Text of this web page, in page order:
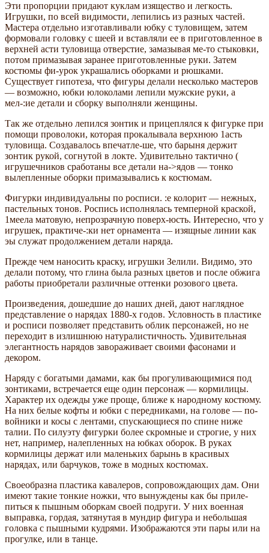
Эти пропорции придают куклам изящество и легкость.
Игрушки, по всей видимости, лепились из разных частей.
Мастера отдельно изготавливали юбку с тулови­щем, затем
формовали головку с шеей и вставляли ее в приготовленное в
верхней асти туловища отверстие, замазывая ме-то стыковки,
потом примазывая заранее приготовленные руки. Затем
костюмы фи-урок украшались оборками и рюшками.
Существует гипотеза, что фигуры делали несколько мастеров
— возможно, юбки юлоколами лепили мужские руки, а
мел-:ие детали и сборку выполняли женщины.
Так же отдельно лепился зонтик и при­цеплялся к фигурке при
помощи проволоки, которая прокалывала верхнюю 1асть
туловища. Создавалось впечатле-ше, что барыня держит
зонтик рукой, согнутой в локте. Удивительно тактично (
игрушечников сработаны все детали на->ядов — тонко
вылепленные оборки при­мазывались к костюмам.
Фигурки индивидуальны по росписи. :е колорит — нежных,
пастельных тонов. Роспись исполнялась темперной краской,
1меела матовую, непрозрачную поверх-юсть. Интересно, что у
игрушек, практиче-:ки нет орнамента — изящные линии как
эы служат продолжением детали наряда.
Прежде чем наносить краску, игрушки Зелили. Видимо, это
делали потому, что глина была разных цветов и после обжига
работы приобретали различные оттенки розового цвета.
Произведения, дошедшие до наших дней, дают наглядное
представление о на­рядах 1880-х годов. Условность в пласти­ке
и росписи позволяет представить облик персонажей, но не
переходит в излишнюю натуралистичность. Удивительная
элегант­ность нарядов завораживает своими фа­сонами и
декором.
Наряду с богатыми дамами, как бы про­гуливающимися под
зонтиками, встреча­ется еще один персонаж — кормилицы.
Характер их одежды уже проще, ближе к народному костюму.
На них белые коф­ты и юбки с передниками, на голове — по­
войники и косы с лентами, спускающиеся по спине ниже
талии. По силуэту фигурки более скромные и строгие, у них
нет, на­пример, налепленных на юбках оборок. В руках
кормилицы держат или маленьких барынь в красивых
нарядах, или барчуков, тоже в модных костюмах.
Своеобразна пластика кавалеров, соп­ровождающих дам. Они
имеют такие тон­кие ножки, что вынуждены как бы приле­
питься к пышным оборкам своей подруги. У них военная
выправка, гордая, затянутая в мундир фигура и небольшая
головка с пышными кудрями. Изображаются эти пары или на
прогулке, или в танце.